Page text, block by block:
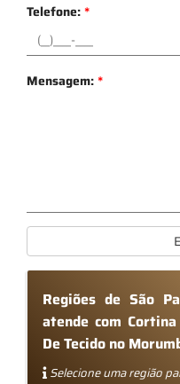
Telefone:*
Mensagem:*
Regiões de São
atende com
De Tecido no
Selecione uma região